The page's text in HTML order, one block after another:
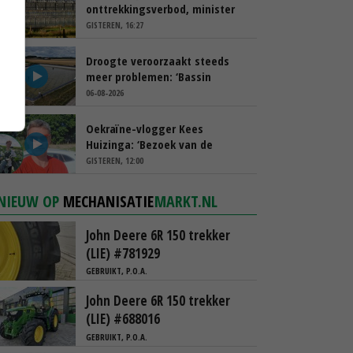
onttrekkingsverbod, minister
spreekt van ‘ondernemersrisico’
GISTEREN, 16:27
Droogte veroorzaakt steeds
meer problemen: ‘Bassin
afgelopen week al leeg’
06-08-2026
Oekraïne-vlogger Kees
Huizinga: ‘Bezoek van de
ambassade mag zelf groente
GISTEREN, 12:00
OP MECHANISATIEMARKT.NL
John Deere 6R 150 trekker
(LIE) #781929
GEBRUIKT, P.O.A.
John Deere 6R 150 trekker
(LIE) #688016
GEBRUIKT, P.O.A.